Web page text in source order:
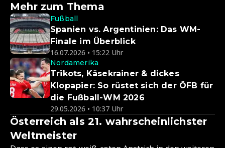
Mehr zum Thema
Fußball
Spanien vs. Argentinien: Das WM-
Finale im Überblick
16.07.2026 • 15:22 Uhr
Nordamerika
Trikots, Käsekrainer & dickes
Klopapier: So rüstet sich der ÖFB für
die Fußball-WM 2026
29.05.2026 • 10:37 Uhr
Österreich als 21. wahrscheinlichster
Weltmeister